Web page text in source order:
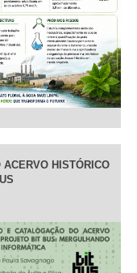
ACERVO HISTÓRICO